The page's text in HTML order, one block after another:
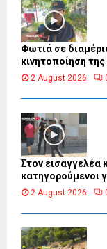
Φωτιά σε
κινητοποίηση
2 August 2026
Στον εισαγγελέα
κατηγορούμενοι
2 August 2026